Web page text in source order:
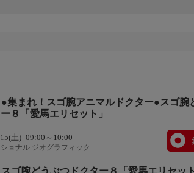
●集まれ！スゴ腕アニマルドクター●スゴ腕
ー８「愛馬エリセット」
土) 09:00～10:00
ョナル ジオグラフィック
スゴ腕どうぶつドクター８「愛馬エリセッ